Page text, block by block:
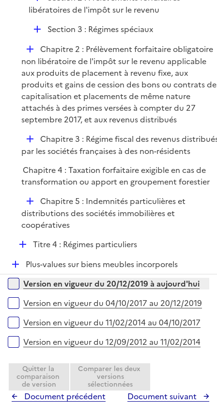
é
i
e
r
libératoires de l'impôt sur le revenu
D
p
l
i
e
r
Section 3 : Régimes spéciaux
D
é
p
l
i
e
r
Chapitre 2 : Prélèvement forfaitaire obligatoire
non libératoire de l'impôt sur le revenu applicable
aux produits de placement à revenu fixe, aux
produits et gains de cession des bons ou contrats de
capitalisation et placements de même nature
attachés à des primes versées à compter du 27
septembre 2017, et aux revenus distribués
D
é
l
i
Chapitre 3 : Régime fiscal des revenus
par les sociétés françaises à des non-résidents
Chapitre 4 : Taxation forfaitaire exigible en cas de
transformation ou apport en groupement forestier
D
é
p
i
r
Chapitre 5 : Indemnités particulières et
distributions des sociétés immobilières et
coopératives
D
p
l
i
e
Titre 4 : Régimes particuliers
D
é
p
e
Plus-values sur biens meubles incorporels
Versions sur la période
Version en vigueur du 20/12/2019 à aujourd'hui
Version en vigueur du 04/10/2017 au 20/12/2019
Version en vigueur du 11/02/2014 au 04/10/2017
Version en vigueur du 12/09/2012 au 11/02/2014
Quitter la
comparaison
de version
Comparer les deux
versions
sélectionnées
Document précédent Document suivant